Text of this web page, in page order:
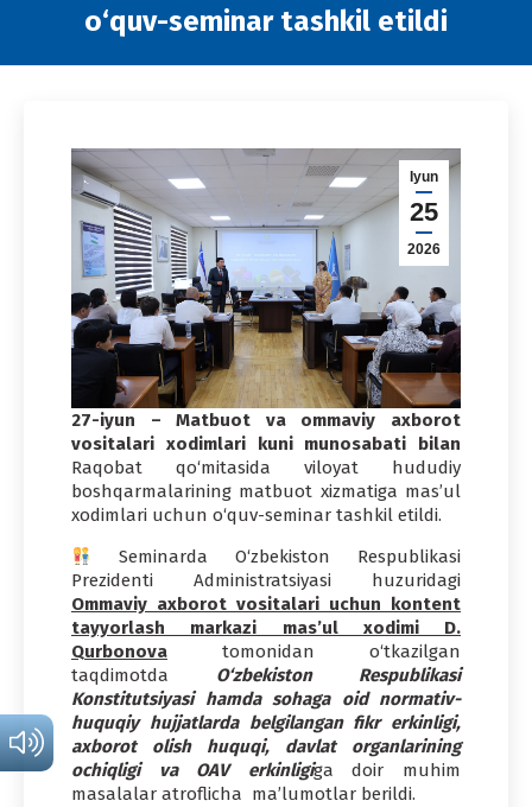
o‘quv-seminar tashkil etildi
Iyun
25
2026
27-iyun – Matbuot va ommaviy axborot
vositalari xodimlari kuni munosabati bilan
Raqobat qo‘mitasida viloyat hududiy
boshqarmalarining matbuot xizmatiga mas’ul
xodimlari uchun o‘quv-seminar tashkil etildi.
Seminarda O‘zbekiston Respublikasi
Prezidenti Administratsiyasi huzuridagi
Ommaviy axborot vositalari uchun kontent
tayyorlash markazi mas’ul xodimi D.
Qurbonova tomonidan o‘tkazilgan
taqdimotda O‘zbekiston Respublikasi
Konstitutsiyasi hamda sohaga oid normativ-
huquqiy hujjatlarda belgilangan fikr erkinligi,
axborot olish huquqi, davlat organlarining
ochiqligi va OAV erkinligiga doir muhim
masalalar atroflicha ma’lumotlar berildi.